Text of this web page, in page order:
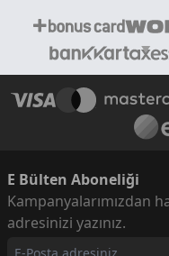
E Bülten Aboneliği
Kampanyalarımızdan
adresinizi yazınız.